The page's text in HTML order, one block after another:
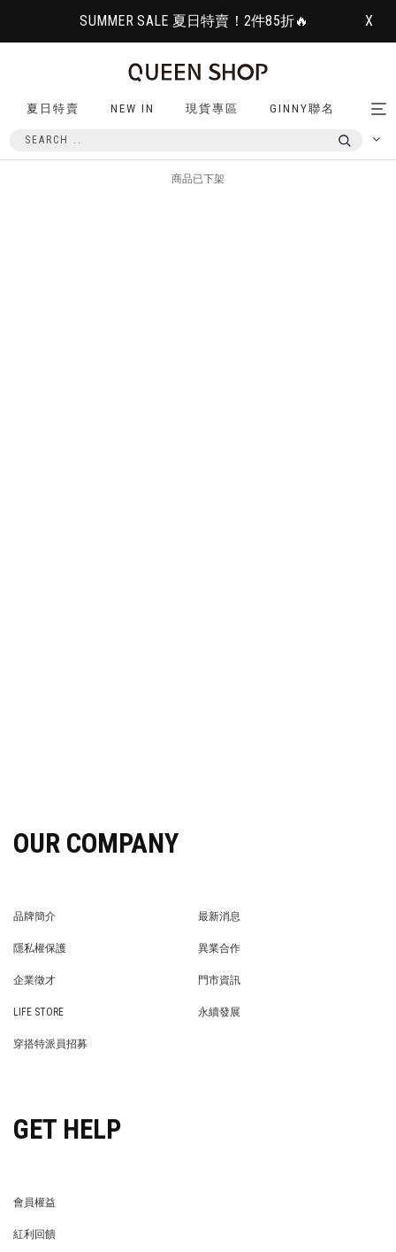
SUMMER SALE 夏日特賣！2件85折🔥 X
夏日特賣 NEW IN 現貨專區 GINNY聯名
商品已下架
OUR COMPANY
品牌簡介
最新消息
隱私權保護
異業合作
企業徵才
門市資訊
LIFE STORE
永續發展
穿搭特派員招募
GET HELP
會員權益
紅利回饋